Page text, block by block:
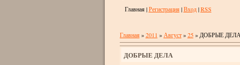
Главная|Регистрация |Вход|RSS
Главная »2011 » Август » 25» ДОБРЫЕ ДЕЛА
ДОБРЫЕ ДЕЛА